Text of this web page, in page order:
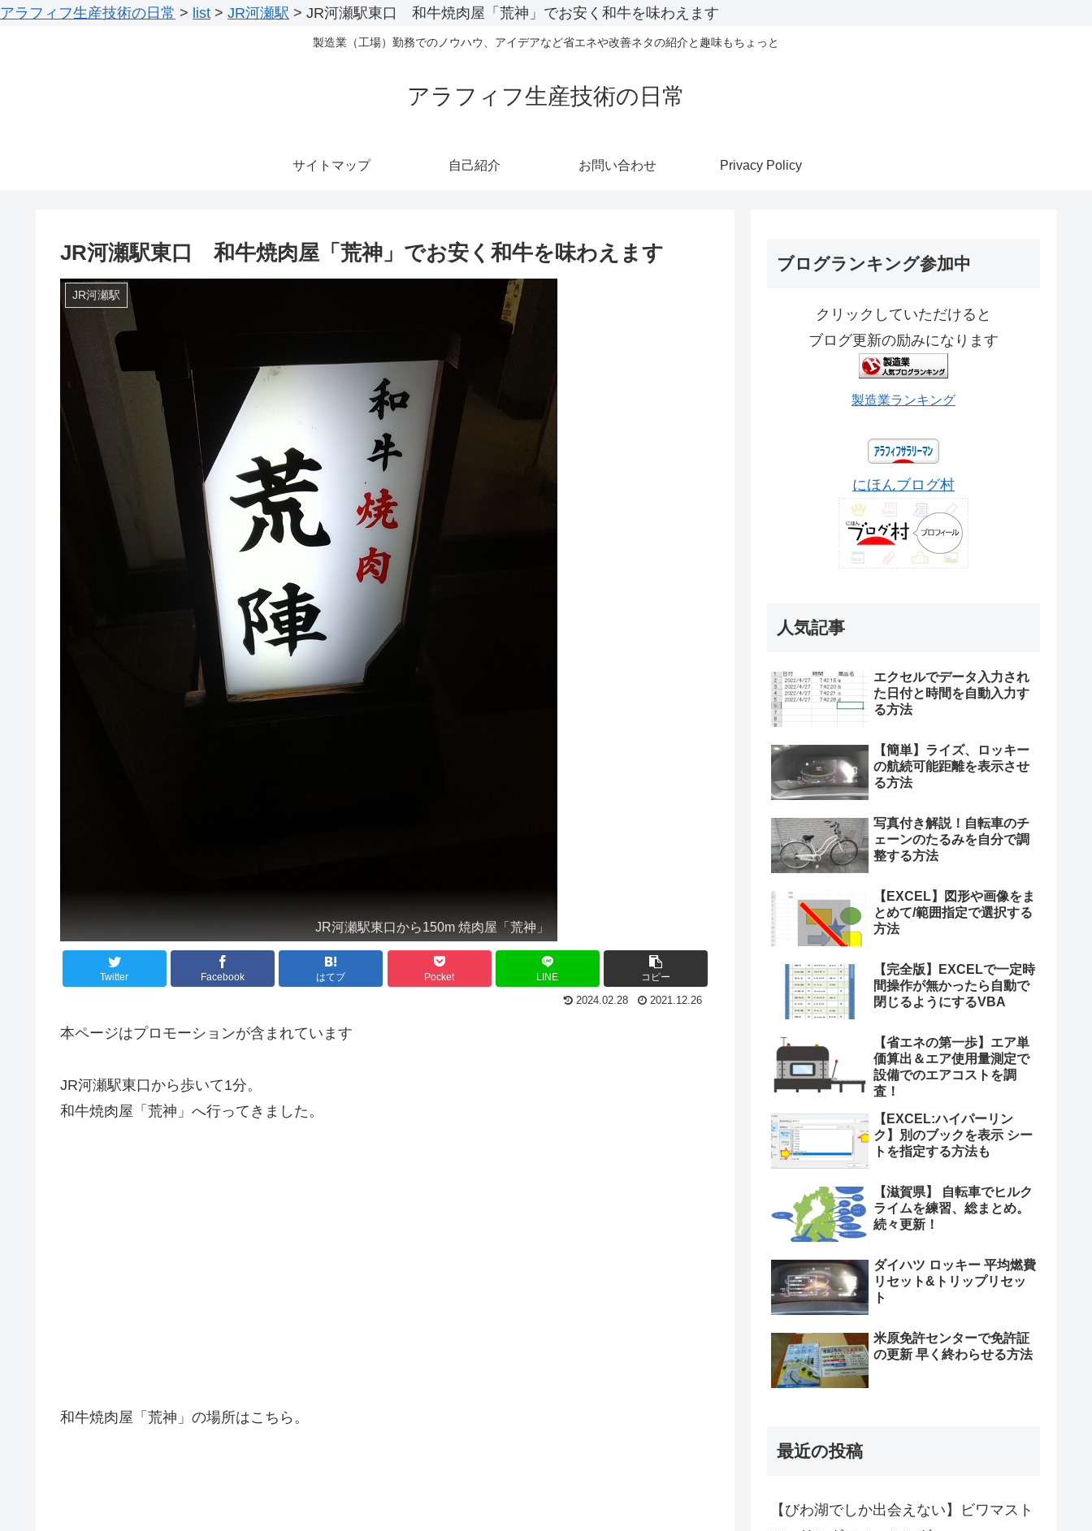
アラフィフ生産技術の日常 > list > JR河瀬駅 > JR河瀬駅東口 和牛焼肉屋「荒神」でお安く和牛を味わえます
製造業（工場）勤務でのノウハウ、アイデアなど省エネや改善ネタの紹介と趣味もちょっと
アラフィフ生産技術の日常
サイトマップ 自己紹介 お問い合わせ Privacy Policy
JR河瀬駅東口 和牛焼肉屋「荒神」でお安く和牛を味わえます
JR河瀬駅
JR河瀬駅東口から150m 焼肉屋「荒神」
Twitter Facebook はてブ Pocket LINE コピー
2024.02.28 2021.12.26
本ページはプロモーションが含まれています
JR河瀬駅東口から歩いて1分。
和牛焼肉屋「荒神」へ行ってきました。
和牛焼肉屋「荒神」の場所はこちら。
ブログランキング参加中
クリックしていただけると
ブログ更新の励みになります
製造業ランキング
にほんブログ村
人気記事
エクセルでデータ入力され
た日付と時間を自動入力す
る方法
【簡単】ライズ、ロッキー
の航続可能距離を表示させ
る方法
写真付き解説！自転車のチ
ェーンのたるみを自分で調
整する方法
【EXCEL】図形や画像をま
とめて/範囲指定で選択する
方法
【完全版】EXCELで一定時
間操作が無かったら自動で
閉じるようにするVBA
【省エネの第一歩】エア単
価算出＆エア使用量測定で
設備でのエアコストを調
査！
【EXCEL:ハイパーリン
ク】別のブックを表示 シー
トを指定する方法も
【滋賀県】 自転車でヒルク
ライムを練習、総まとめ。
続々更新！
ダイハツ ロッキー 平均燃費
リセット&トリップリセッ
ト
米原免許センターで免許証
の更新 早く終わらせる方法
最近の投稿
【びわ湖でしか出会えない】ビワマスト